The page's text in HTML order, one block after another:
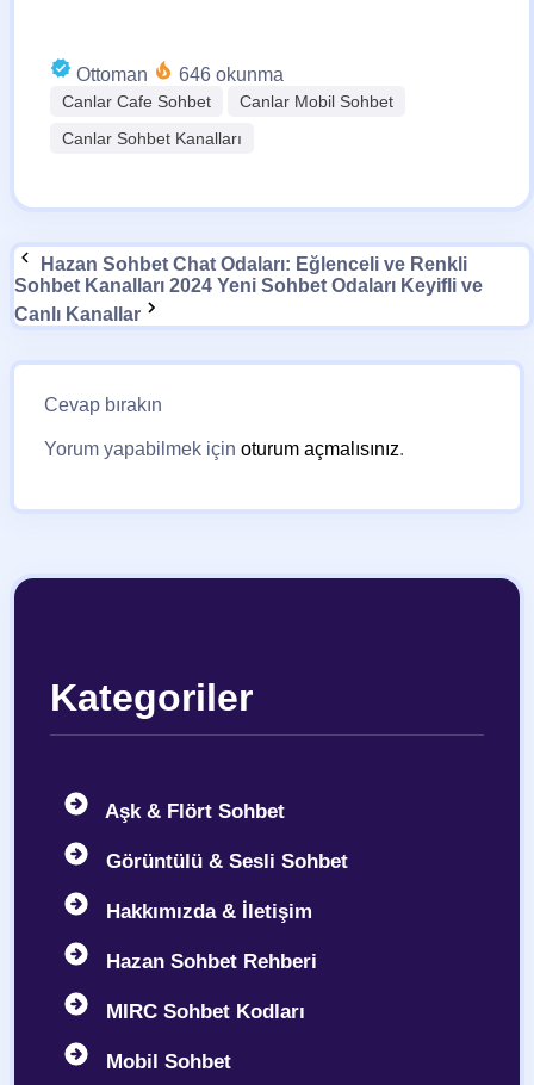
Ottoman 646 okunma
Canlar Cafe Sohbet
Canlar Mobil Sohbet
Canlar Sohbet Kanalları
Hazan Sohbet Chat Odaları: Eğlenceli ve Renkli
Sohbet Kanalları 2024 Yeni Sohbet Odaları Keyifli ve
Canlı Kanallar
Cevap bırakın
Yorum yapabilmek için oturum açmalısınız.
Kategoriler
Aşk & Flört Sohbet
Görüntülü & Sesli Sohbet
Hakkımızda & İletişim
Hazan Sohbet Rehberi
MIRC Sohbet Kodları
Mobil Sohbet